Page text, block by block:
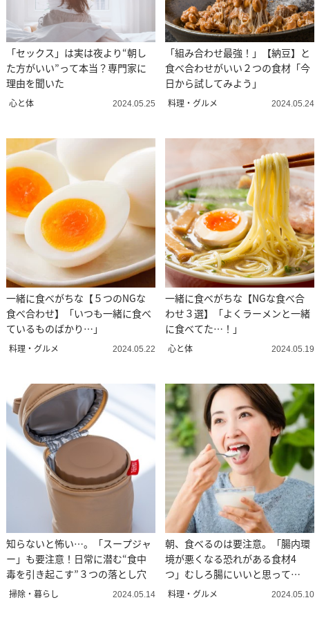
「セックス」は実は夜より“朝し
た方がいい”って本当？専門家に
理由を聞いた
心と体 2024.05.25
「組み合わせ最強！」【納豆】と
食べ合わせがいい２つの食材「今
日から試してみよう」
料理・グルメ 2024.05.24
一緒に食べがちな【５つのNGな
食べ合わせ】「いつも一緒に食べ
ているものばかり…」
料理・グルメ 2024.05.22
一緒に食べがちな【NGな食べ合
わせ３選】「よくラーメンと一緒
に食べてた…！」
心と体 2024.05.19
知らないと怖い…。「スープジャ
ー」も要注意！日常に潜む“食中
毒を引き起こす”３つの落とし穴
掃除・暮らし 2024.05.14
朝、食べるのは要注意。「腸内環
境が悪くなる恐れがある食材4
つ」むしろ腸にいいと思って
た…。
料理・グルメ 2024.05.10